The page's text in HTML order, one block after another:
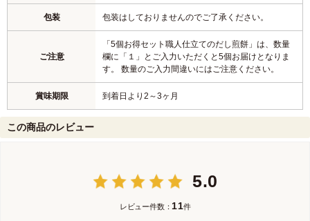
包装 包装はしておりませんのでご了承ください。
ご注意
「5個お得セット職人仕立てのだし煎餅」は、数量
欄に「１」とご入力いただくと5個お届けとなりま
す。 数量のご入力間違いにはご注意ください。
賞味期限 到着日より2～3ヶ月
この商品のレビュー
5.0
レビュー件数：11件